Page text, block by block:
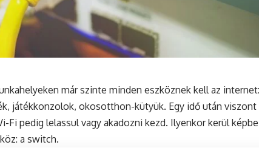
már szinte minden eszköznek kell az
játékkonzolok, okosotthon-kütyük. Egy idő után viszont
Fi pedig lelassul vagy akadozni kezd. Ilyenkor kerül
a switch.